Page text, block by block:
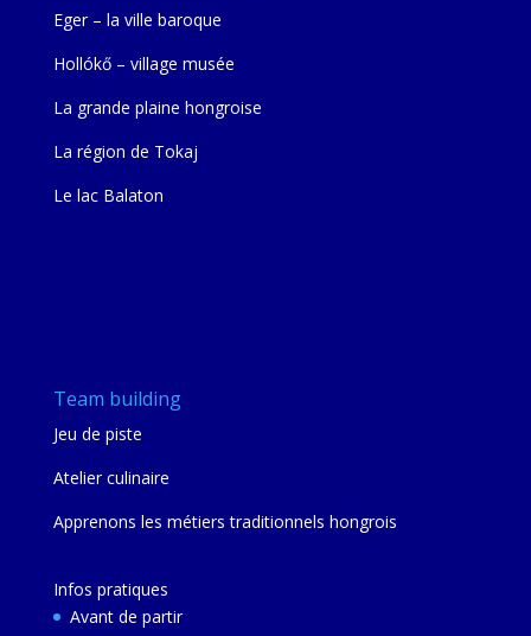
Eger – la ville baroque
Hollókő – village musée
La grande plaine hongroise
La région de Tokaj
Le lac Balaton
Team building
Jeu de piste
Atelier culinaire
Apprenons les métiers traditionnels hongrois
Infos pratiques
Avant de partir